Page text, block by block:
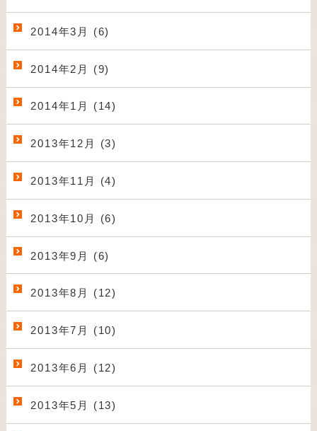
2014年3月 (6)
2014年2月 (9)
2014年1月 (14)
2013年12月 (3)
2013年11月 (4)
2013年10月 (6)
2013年9月 (6)
2013年8月 (12)
2013年7月 (10)
2013年6月 (12)
2013年5月 (13)